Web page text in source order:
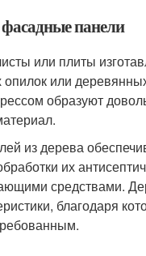
панели
или плиты
или
образуют
из дерева
их
средствами.
благодаря